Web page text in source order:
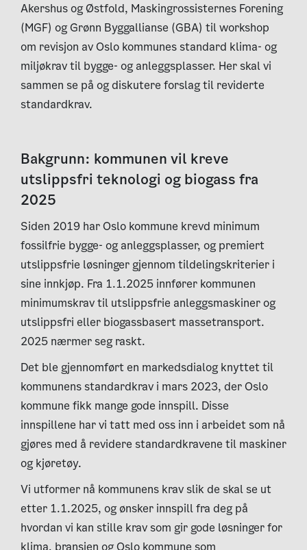
Akershus og Østfold, Maskingrossisternes Forening
(MGF) og Grønn Byggallianse (GBA) til workshop
om revisjon av Oslo kommunes standard klima- og
miljøkrav til bygge- og anleggsplasser. Her skal vi
sammen se på og diskutere forslag til reviderte
standardkrav.
Bakgrunn: kommunen vil kreve
utslippsfri teknologi og biogass fra
2025
Siden 2019 har Oslo kommune krevd minimum
fossilfrie bygge- og anleggsplasser, og premiert
utslippsfrie løsninger gjennom tildelingskriterier i
sine innkjøp. Fra 1.1.2025 innfører kommunen
minimumskrav til utslippsfrie anleggsmaskiner og
utslippsfri eller biogassbasert massetransport.
2025 nærmer seg raskt.
Det ble gjennomført en markedsdialog knyttet til
kommunens standardkrav i mars 2023, der Oslo
kommune fikk mange gode innspill. Disse
innspillene har vi tatt med oss inn i arbeidet som nå
gjøres med å revidere standardkravene til maskiner
og kjøretøy.
Vi utformer nå kommunens krav slik de skal se ut
etter 1.1.2025, og ønsker innspill fra deg på
hvordan vi kan stille krav som gir gode løsninger for